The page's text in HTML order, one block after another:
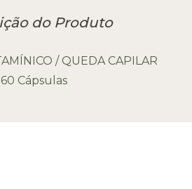
do Produto
/ QUEDA CAPILAR
60 Cápsulas